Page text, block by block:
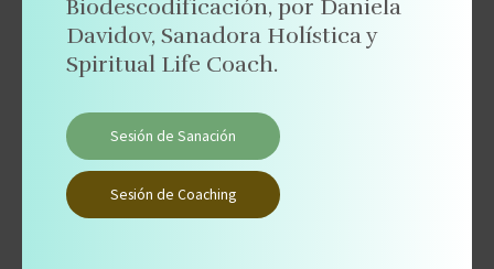
Biodescodificación, por Daniela
Davidov, Sanadora Holística y
Spiritual Life Coach.
Sesión de Sanación
Sesión de Coaching